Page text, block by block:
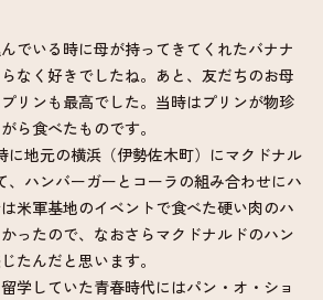
でいる時に母が持ってきてくれたバナナ
なく好きでしたね。あと、友だちのお母
リンも最高でした。当時はプリンが物珍
ら食べたものです。
に地元の横浜（伊勢佐木町）にマクドナル
、ハンバーガーとコーラの組み合わせにハ
米軍基地のイベントで食べた硬い肉のハ
ったので、なおさらマクドナルドのハン
たんだと思います。
学していた青春時代にはパン・オ・ショ